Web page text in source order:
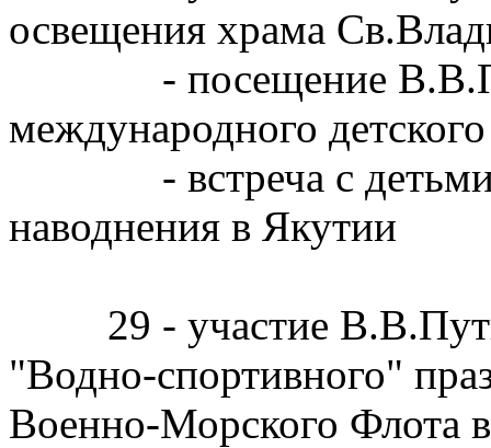
освещения храма
- посещение
международного
- встреча с детьми
наводнения в Якутии
29 - участие
"Водно-спортивного"
Военно-Морского Флота